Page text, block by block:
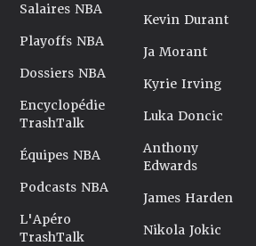
Salaires NBA
Playoffs NBA
Dossiers NBA
Encyclopédie
TrashTalk
Équipes NBA
Podcasts NBA
L'Apéro
TrashTalk
Kevin Durant
Ja Morant
Kyrie Irving
Luka Doncic
Anthony
Edwards
James Harden
Nikola Jokic